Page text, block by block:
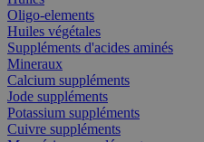
Oligo-elements
Huiles végétales
Suppléments d'acides aminés
Mineraux
Calcium suppléments
Jode suppléments
Potassium suppléments
Cuivre suppléments